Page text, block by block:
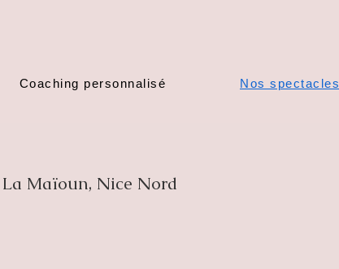
Coaching personnalisé Nos spectacles
Maïoun, Nice Nord